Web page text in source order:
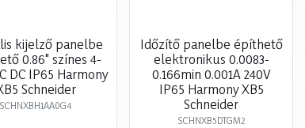
kijelző panelbe
0.86" színes 4-
DC IP65 Harmony
Schneider
SCHNXBH1AA0G4
Időzítő panelbe építhető
elektronikus 0.0083-
0.166min 0.001A 240V
IP65 Harmony XB5
Schneider
SCHNXB5DTGM2